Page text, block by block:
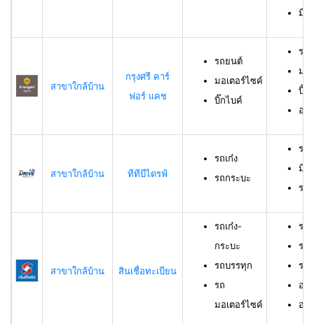
มีร
สาขาใกล้บ้าน
กรุงศรี คาร์
ฟอร์ แคช
รถยนต์
มอเตอร์ไซค์
บิ๊กไบค์
รถ
มอ
บิ๊ก
อา
สาขาใกล้บ้าน ทีทีบีไดรฟ์
รถเก๋ง
รถกระบะ
รถ
มีอ
รา
สาขาใกล้บ้าน สินเชื่อทะเบียน
รถเก๋ง-
กระบะ
รถบรรทุก
รถ
มอเตอร์ไซค์
รถ
รถ
รถ
อา
อา